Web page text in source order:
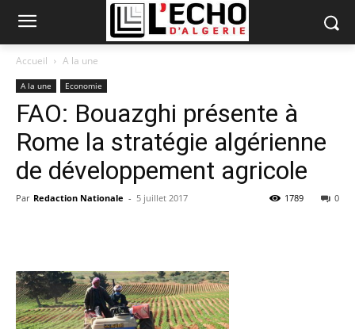
Accueil A la une
A la une Economie
FAO: Bouazghi présente à
Rome la stratégie algérienne
de développement agricole
Par Redaction Nationale - 5 juillet 2017 0
1789